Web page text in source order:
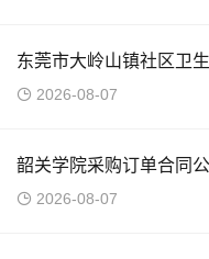
东莞市大岭山镇社区卫
2026-08-07
韶关学院采购订单合同
2026-08-07